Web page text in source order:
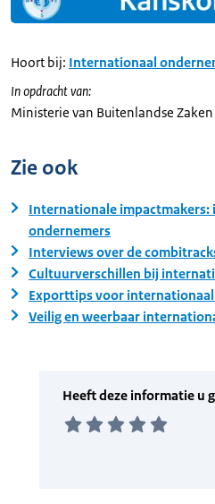
Hoort bij: Internationaal
In opdracht van:
Ministerie van Buitenlandse Zaken
Zie ook
Internationale impactmakers:
ondernemers
Interviews over de
Cultuurverschillen bij
Exporttips voor internationaal
Veilig en weerbaar